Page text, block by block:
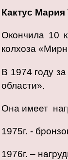
Кактус
Окончила 10
колхоза
В 1974 году
области».
Она имеет
1975г. -
1976г. –